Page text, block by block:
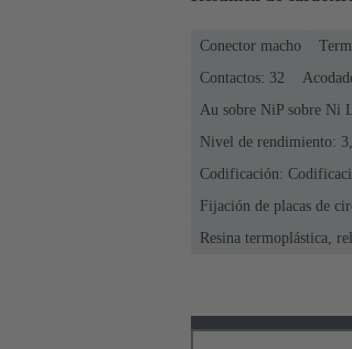
Conector macho
Contactos: 32
Au sobre NiP sobre Ni
Nivel de rendimiento:
Codificación:
Fijación de placas de
Resina termoplástica,